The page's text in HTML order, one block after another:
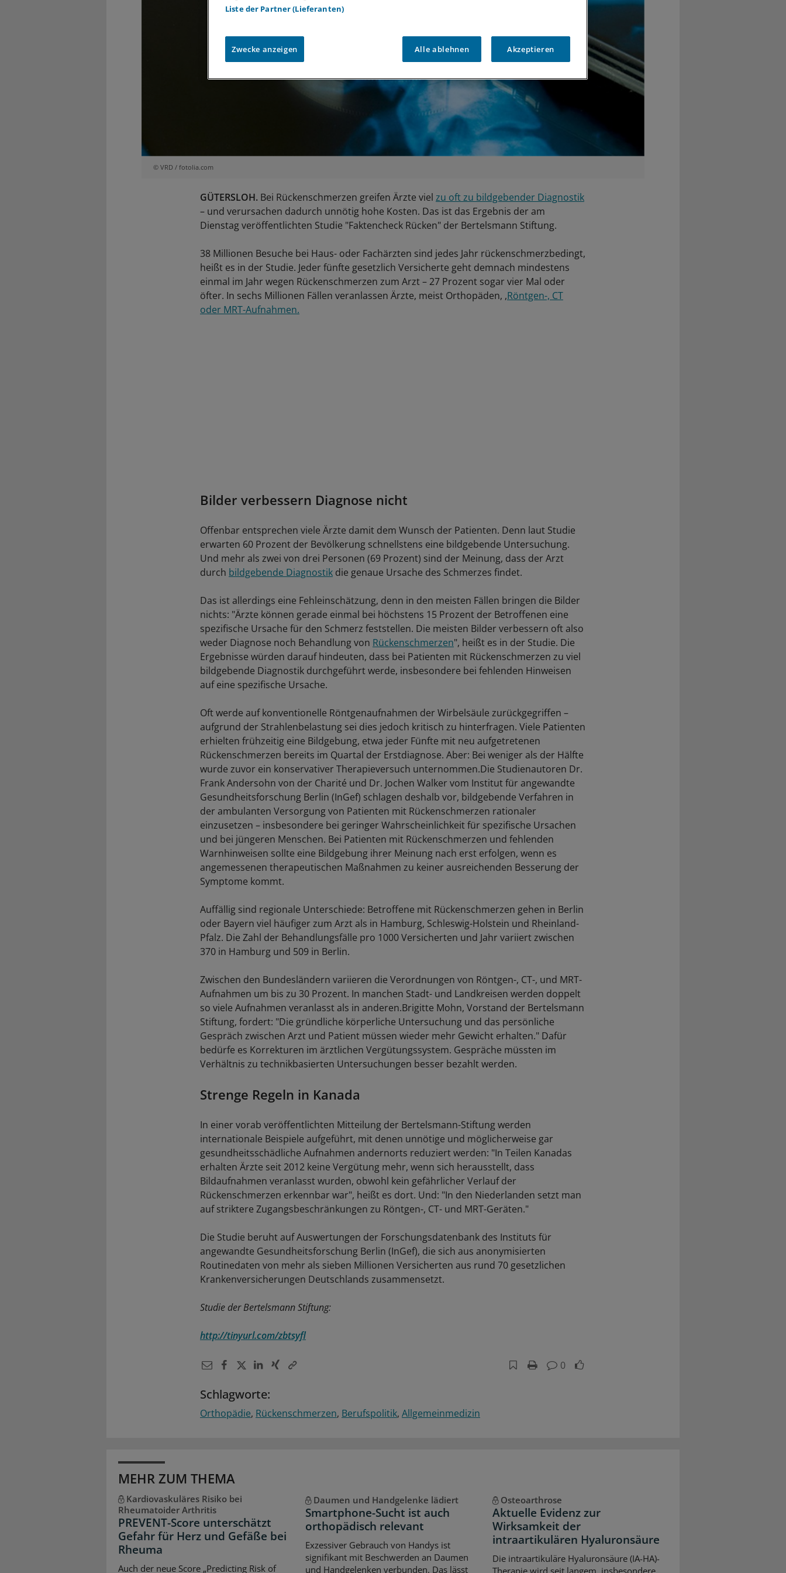
© VRD / fotolia.com
GÜTERSLOH. Bei Rückenschmerzen greifen Ärzte viel zu oft zu bildgebender Diagnostik
– und verursachen dadurch unnötig hohe Kosten. Das ist das Ergebnis der am
Dienstag veröffentlichten Studie "Faktencheck Rücken" der Bertelsmann Stiftung.
38 Millionen Besuche bei Haus- oder Fachärzten sind jedes Jahr rückenschmerzbedingt,
heißt es in der Studie. Jeder fünfte gesetzlich Versicherte geht demnach mindestens
einmal im Jahr wegen Rückenschmerzen zum Arzt – 27 Prozent sogar vier Mal oder
öfter. In sechs Millionen Fällen veranlassen Ärzte, meist Orthopäden, ,Röntgen-, CT
oder MRT-Aufnahmen.
Bilder verbessern Diagnose nicht
Offenbar entsprechen viele Ärzte damit dem Wunsch der Patienten. Denn laut Studie
erwarten 60 Prozent der Bevölkerung schnellstens eine bildgebende Untersuchung.
Und mehr als zwei von drei Personen (69 Prozent) sind der Meinung, dass der Arzt
durch bildgebende Diagnostik die genaue Ursache des Schmerzes findet.
Das ist allerdings eine Fehleinschätzung, denn in den meisten Fällen bringen die Bilder
nichts: "Ärzte können gerade einmal bei höchstens 15 Prozent der Betroffenen eine
spezifische Ursache für den Schmerz feststellen. Die meisten Bilder verbessern oft also
weder Diagnose noch Behandlung von Rückenschmerzen", heißt es in der Studie. Die
Ergebnisse würden darauf hindeuten, dass bei Patienten mit Rückenschmerzen zu viel
bildgebende Diagnostik durchgeführt werde, insbesondere bei fehlenden Hinweisen
auf eine spezifische Ursache.
Oft werde auf konventionelle Röntgenaufnahmen der Wirbelsäule zurückgegriffen –
aufgrund der Strahlenbelastung sei dies jedoch kritisch zu hinterfragen. Viele Patienten
erhielten frühzeitig eine Bildgebung, etwa jeder Fünfte mit neu aufgetretenen
Rückenschmerzen bereits im Quartal der Erstdiagnose. Aber: Bei weniger als der Hälfte
wurde zuvor ein konservativer Therapieversuch unternommen.Die Studienautoren Dr.
Frank Andersohn von der Charité und Dr. Jochen Walker vom Institut für angewandte
Gesundheitsforschung Berlin (InGef) schlagen deshalb vor, bildgebende Verfahren in
der ambulanten Versorgung von Patienten mit Rückenschmerzen rationaler
einzusetzen – insbesondere bei geringer Wahrscheinlichkeit für spezifische Ursachen
und bei jüngeren Menschen. Bei Patienten mit Rückenschmerzen und fehlenden
Warnhinweisen sollte eine Bildgebung ihrer Meinung nach erst erfolgen, wenn es
angemessenen therapeutischen Maßnahmen zu keiner ausreichenden Besserung der
Symptome kommt.
Auffällig sind regionale Unterschiede: Betroffene mit Rückenschmerzen gehen in Berlin
oder Bayern viel häufiger zum Arzt als in Hamburg, Schleswig-Holstein und Rheinland-
Pfalz. Die Zahl der Behandlungsfälle pro 1000 Versicherten und Jahr variiert zwischen
370 in Hamburg und 509 in Berlin.
Zwischen den Bundesländern variieren die Verordnungen von Röntgen-, CT-, und MRT-
Aufnahmen um bis zu 30 Prozent. In manchen Stadt- und Landkreisen werden doppelt
so viele Aufnahmen veranlasst als in anderen.Brigitte Mohn, Vorstand der Bertelsmann
Stiftung, fordert: "Die gründliche körperliche Untersuchung und das persönliche
Gespräch zwischen Arzt und Patient müssen wieder mehr Gewicht erhalten." Dafür
bedürfe es Korrekturen im ärztlichen Vergütungssystem. Gespräche müssten im
Verhältnis zu technikbasierten Untersuchungen besser bezahlt werden.
Strenge Regeln in Kanada
In einer vorab veröffentlichten Mitteilung der Bertelsmann-Stiftung werden
internationale Beispiele aufgeführt, mit denen unnötige und möglicherweise gar
gesundheitsschädliche Aufnahmen andernorts reduziert werden: "In Teilen Kanadas
erhalten Ärzte seit 2012 keine Vergütung mehr, wenn sich herausstellt, dass
Bildaufnahmen veranlasst wurden, obwohl kein gefährlicher Verlauf der
Rückenschmerzen erkennbar war", heißt es dort. Und: "In den Niederlanden setzt man
auf striktere Zugangsbeschränkungen zu Röntgen-, CT- und MRT-Geräten."
Die Studie beruht auf Auswertungen der Forschungsdatenbank des Instituts für
angewandte Gesundheitsforschung Berlin (InGef), die sich aus anonymisierten
Routinedaten von mehr als sieben Millionen Versicherten aus rund 70 gesetzlichen
Krankenversicherungen Deutschlands zusammensetzt.
Studie der Bertelsmann Stiftung:
http://tinyurl.com/zbtsyfl
0
Schlagworte:
Orthopädie Rückenschmerzen Berufspolitik Allgemeinmedizin
MEHR ZUM THEMA
Kardiovaskuläres Risiko bei
Rheumatoider Arthritis
PREVENT-Score unterschätzt
Gefahr für Herz und Gefäße bei
Rheuma
Auch der neue Score „Predicting Risk of
Daumen und Handgelenke lädiert
Smartphone-Sucht ist auch
orthopädisch relevant
Exzessiver Gebrauch von Handys ist
signifikant mit Beschwerden an Daumen
und Handgelenken verbunden. Das lässt
Osteoarthrose
Aktuelle Evidenz zur
Wirksamkeit der
intraartikulären Hyaluronsäure
Die intraartikuläre Hyaluronsäure (IA-HA)-
Therapie wird seit langem, insbesondere
Liste der Partner (Lieferanten)
Zwecke anzeigen Alle ablehnen Akzeptieren